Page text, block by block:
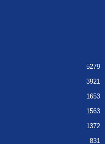
5279
3921
1653
1563
1372
831